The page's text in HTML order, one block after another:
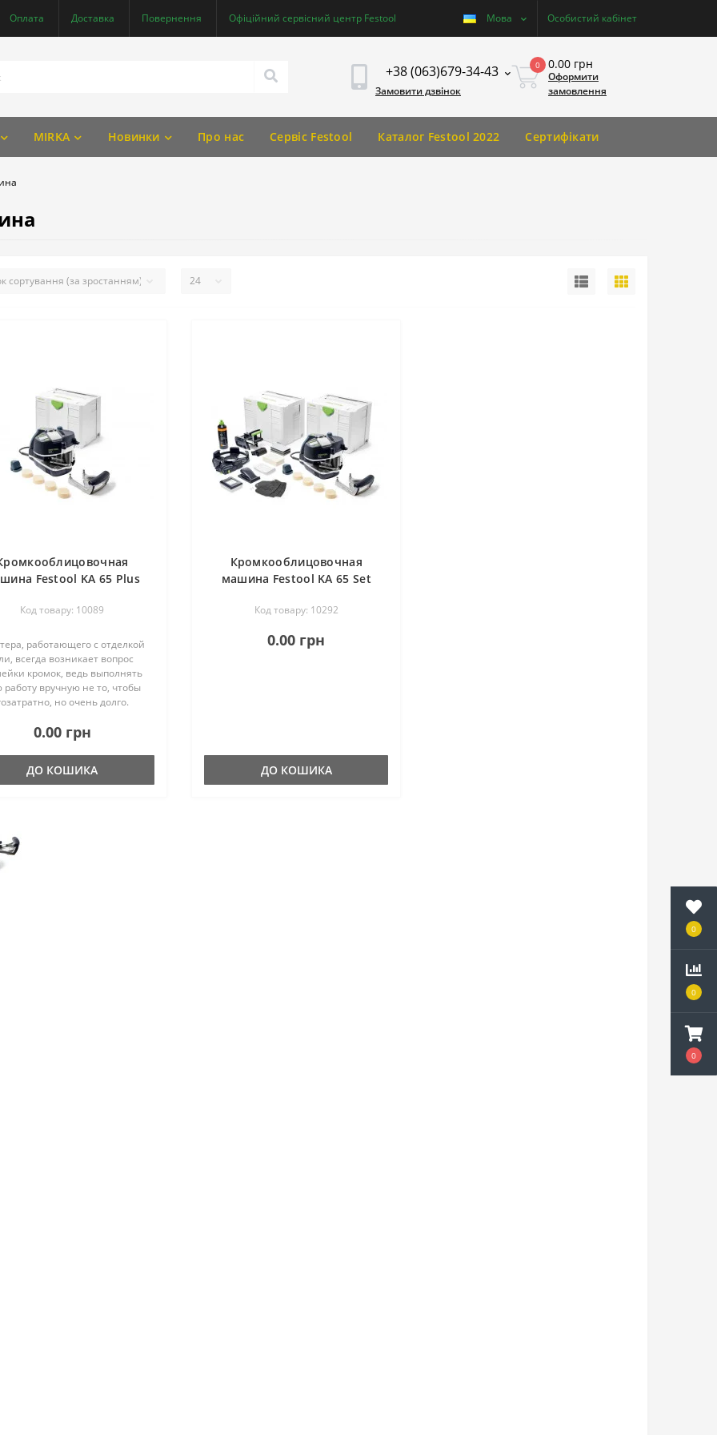
0
0
0
Оплата Доставка Повернення Офіційний сервісний центр Festool Мова Особистий кабінет
+38 (063)679-34-43
Замовити дзвінок
0 0.00 грн
Оформити
замовлення
MIRKA Новинки Про нас Сервіс Festool Каталог Festool 2022 Сертифікати
Festool KA 65 Plus
Код товару: 10089
работающего с отделкой
всегда возникает вопрос
кромок, ведь выполнять
работу вручную не то, чтобы
но очень долго.
приобрести специальный
— так называемую ..
0.00 грн
ДО КОШИКА
Кромкооблицовочная
машина Festool KA 65 Set
Код товару: 10292
0.00 грн
ДО КОШИКА